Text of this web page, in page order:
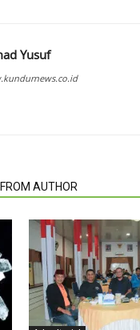
Yusuf
AUTHOR